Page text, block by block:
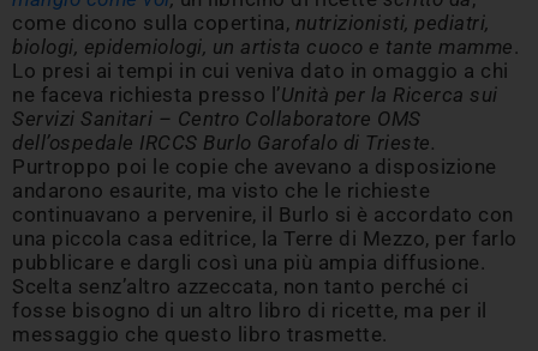
come dicono sulla copertina, nutrizionisti, pediatri,
biologi, epidemiologi, un artista cuoco e tante mamme.
Lo presi ai tempi in cui veniva dato in omaggio a chi
ne faceva richiesta presso l’Unità per la Ricerca sui
Servizi Sanitari – Centro Collaboratore OMS
dell’ospedale IRCCS Burlo Garofalo di Trieste.
Purtroppo poi le copie che avevano a disposizione
andarono esaurite, ma visto che le richieste
continuavano a pervenire, il Burlo si è accordato con
una piccola casa editrice, la Terre di Mezzo, per farlo
pubblicare e dargli così una più ampia diffusione.
Scelta senz’altro azzeccata, non tanto perché ci
fosse bisogno di un altro libro di ricette, ma per il
messaggio che questo libro trasmette.